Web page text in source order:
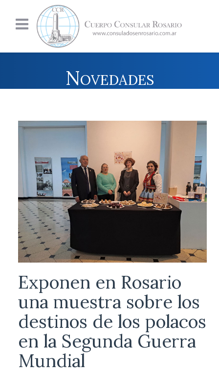
Novedades
Exponen en Rosario
una muestra sobre los
destinos de los polacos
en la Segunda Guerra
Mundial